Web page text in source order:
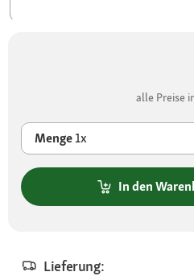
alle Preise
Menge1x
In den
Lieferung: